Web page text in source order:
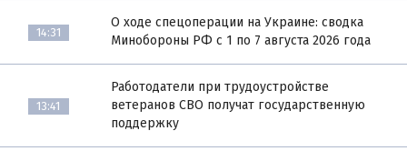
14:31
О ходе спецоперации на Украине: сводка
Минобороны РФ с 1 по 7 августа 2026 года
13:41
Работодатели при трудоустройстве
ветеранов СВО получат государственную
поддержку